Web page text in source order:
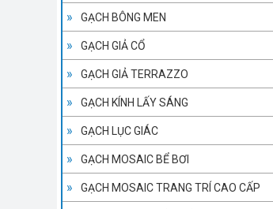
GẠCH BÔNG MEN
GẠCH GIẢ CỔ
GẠCH GIẢ TERRAZZO
GẠCH KÍNH LẤY SÁNG
GẠCH LỤC GIÁC
GẠCH MOSAIC BỂ BƠI
GẠCH MOSAIC TRANG TRÍ CAO CẤP